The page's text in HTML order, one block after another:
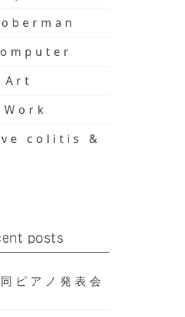
Art
colitis &
posts
ピアノ発表会